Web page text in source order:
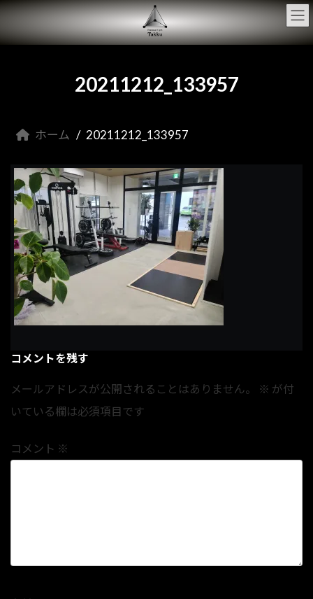
コ
テ
ナ
ゲ
20211212_133957
ホーム 20211212_133957
コメントを残す
メールアドレスが公開されることはありません。 ※ が付
いている欄は必須項目です
コメント ※